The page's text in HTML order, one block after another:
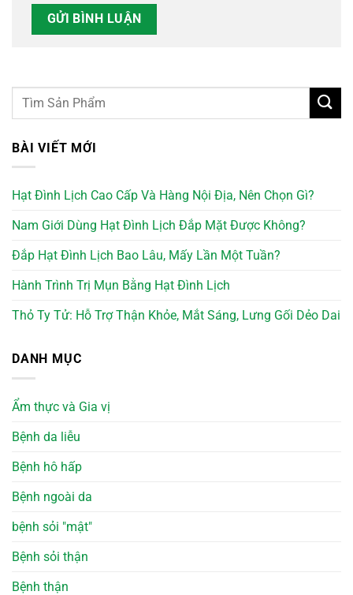
BÀI VIẾT MỚI
Hạt Đình Lịch Cao Cấp Và Hàng Nội Địa, Nên Chọn Gì?
Nam Giới Dùng Hạt Đình Lịch Đắp Mặt Được Không?
Đắp Hạt Đình Lịch Bao Lâu, Mấy Lần Một Tuần?
Hành Trình Trị Mụn Bằng Hạt Đình Lịch
Thỏ Ty Tử: Hỗ Trợ Thận Khỏe, Mắt Sáng, Lưng Gối Dẻo Dai
DANH MỤC
Ẩm thực và Gia vị
Bệnh da liễu
Bệnh hô hấp
Bệnh ngoài da
bệnh sỏi "mật"
Bệnh sỏi thận
Bệnh thận